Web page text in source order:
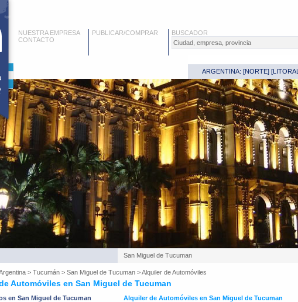
NUESTRA EMPRESA
CONTACTO
PUBLICAR/COMPRAR BUSCADOR
ARGENTINA: [NORTE] [LITORAL
San Miguel de Tucuman
> Tucumán > San Miguel de Tucuman >Alquiler de Automóviles
Automóviles en San Miguel de Tucuman
en San Miguel de Tucuman
Alquiler de Automóviles en San Miguel de Tucuman